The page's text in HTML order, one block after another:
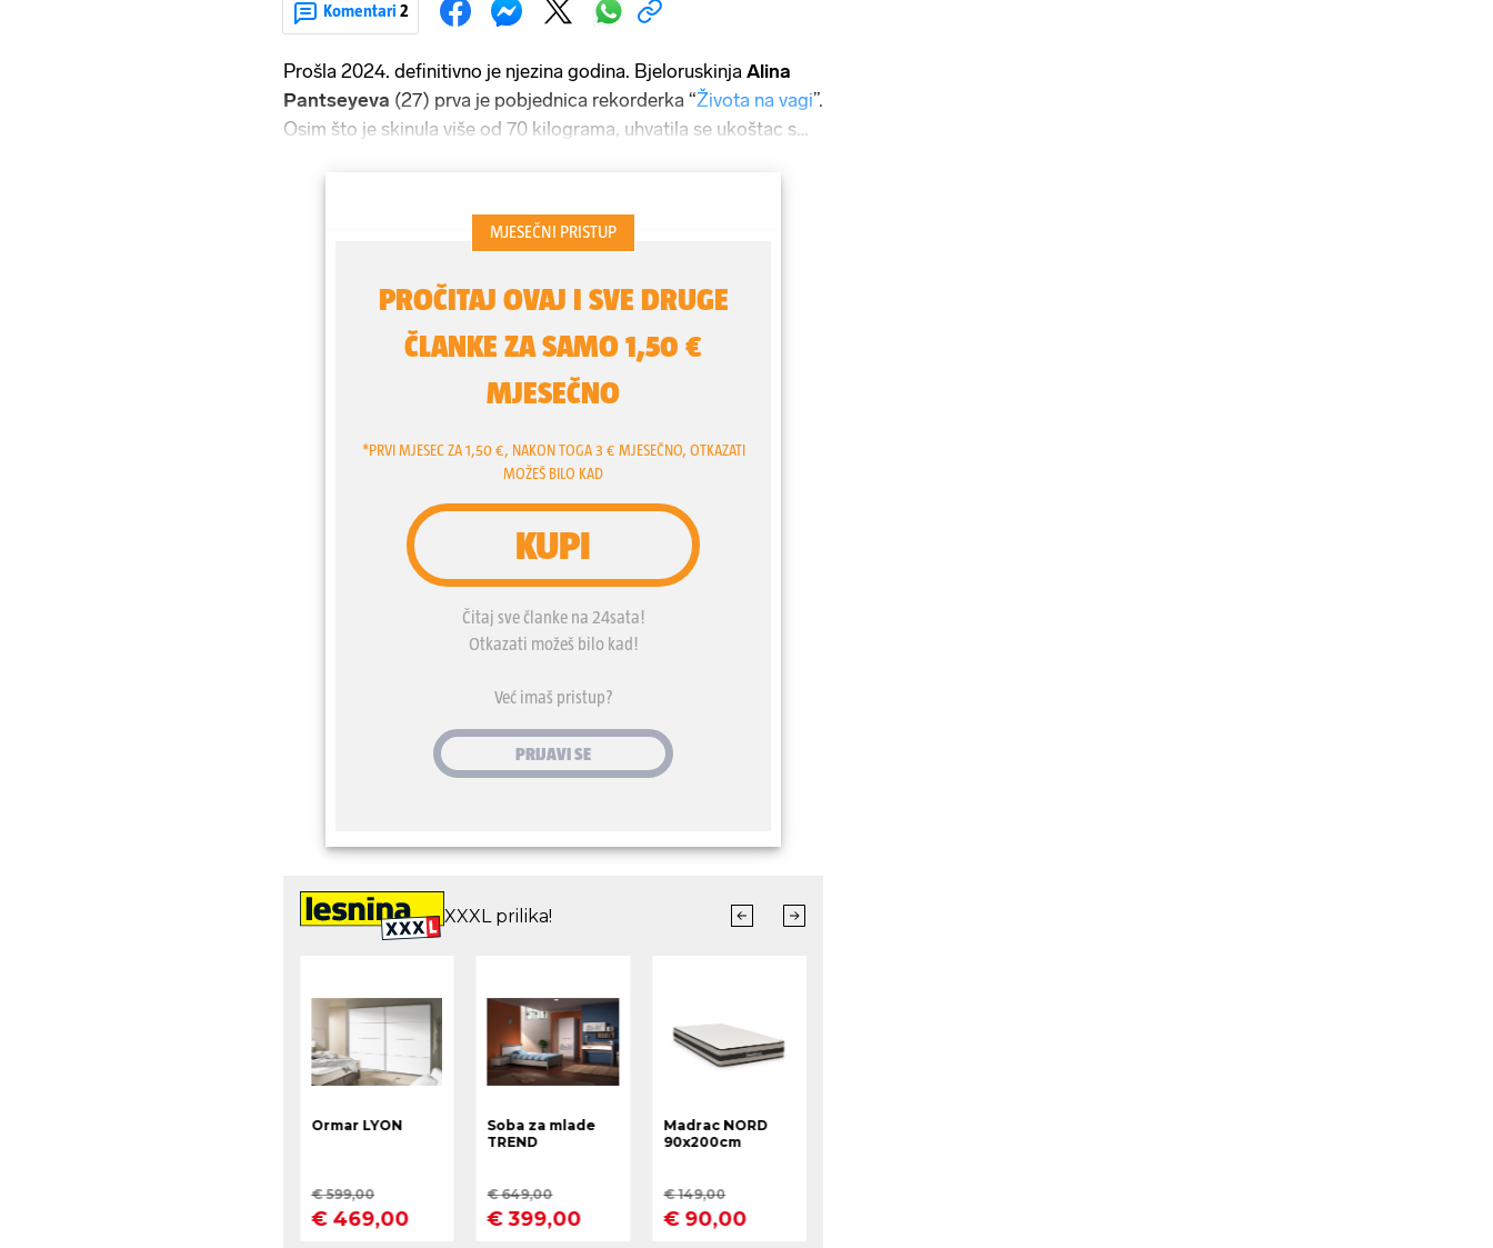
Komentari 2
Prošla 2024. definitivno je njezina godina. Bjeloruskinja Alina
Pantseyeva (27) prva je pobjednica rekorderka “Života na vagi”.
Osim što je skinula više od 70 kilograma, uhvatila se ukoštac s
jednostavna, kako smo se uvjerili na snimanju na koje je došla sa
svojom mezimicom Alojom, prevoditeljica u novoj godini nema
bolje funkcionira kad nešto radi spontano. U tome je, dodaje,
profesionalka. No jedno je sigurno - na staru kilažu se ne vraća.